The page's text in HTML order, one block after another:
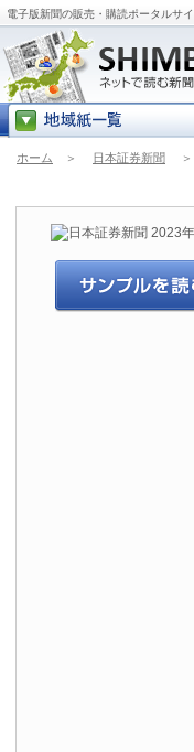
電子版新聞の販売・購読ポータルサ
ホーム ＞ 日本証券新聞